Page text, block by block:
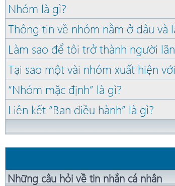
Nhóm là gì?
Thông tin về nhóm nằm ở đâu và
Làm sao để tôi trở thành người
Tại sao một vài nhóm xuất hiện
“Nhóm mặc định” là gì?
Liên kết “Ban điều hành” là gì?
Những câu hỏi về tin nhắn cá nhân